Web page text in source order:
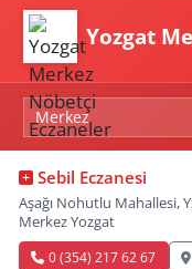
Yozgat
Sebil Eczanesi
Aşağı Nohutlu Mahallesi,
Merkez Yozgat
0 (354) 217 62 67